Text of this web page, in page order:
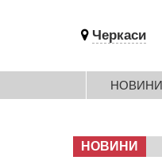
Черкаси
НОВИНИ
НОВИНИ